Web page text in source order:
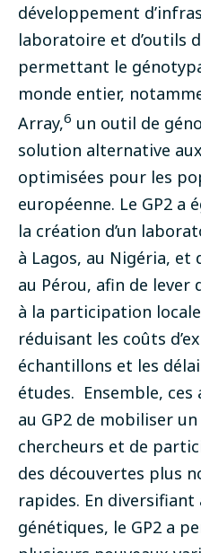
développement
laboratoire et d’outils
permettant le
monde entier,
Array,6 un outil de
solution alternative
optimisées pour les
européenne. Le GP2 a
la création d’un
à Lagos, au Nigéria, et
au Pérou, afin de lever
à la participation
réduisant les coûts
échantillons et les
études. Ensemble,
au GP2 de mobiliser
chercheurs et de
des découvertes plus
rapides. En diversifiant
génétiques, le GP2 a